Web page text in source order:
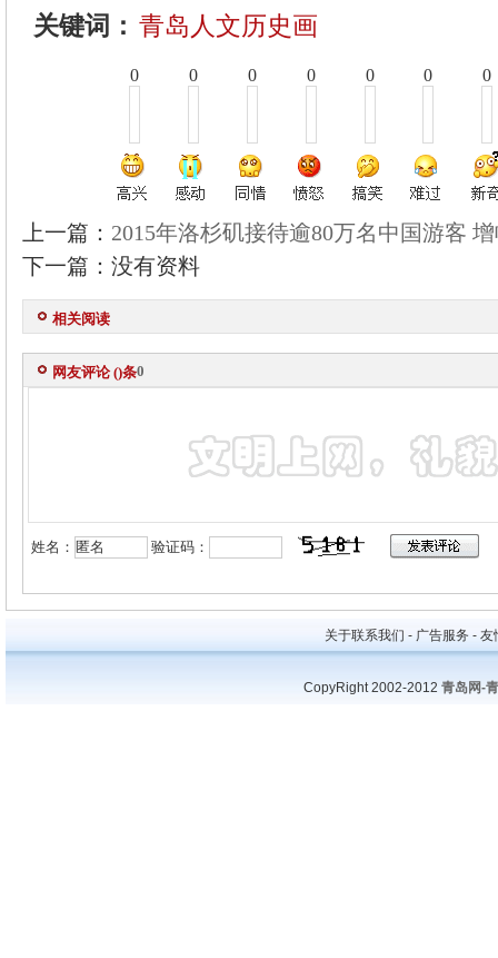
关键词： 青岛人文历史画
0 0 0 0 0 0 0
上一篇： 2015年洛杉矶接待逾80万名中国游客
下一篇：没有资料
相关阅读
网友评论 ( 0
)条
姓名： 验证码：
关于联系我们 - 广告服务 -
CopyRight 2002-2012 青岛网-